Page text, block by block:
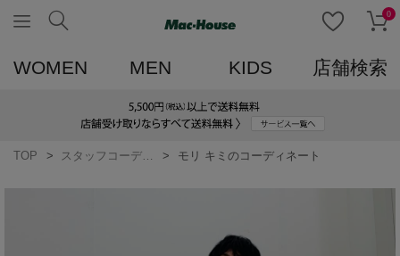
0
WOMEN MEN KIDS 店舗検索
TOP モリ キミのコーディネート